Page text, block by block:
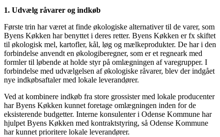
1. Udvælg råvarer og indkøb
Første trin har været at finde økologiske alternativer til de varer, som
Byens Køkken har benyttet i deres retter. Byens Køkken er fx skiftet
til økologisk mel, kartofler, kål, løg og mælkeprodukter. De har i den
forbindelse anvendt en økologiberegner, som er et regneark med
formler til løbende at holde styr på omlægningen af varegrupper. I
forbindelse med udvælgelsen af økologiske råvarer, blev der indgået
nye indkøbsaftaler med lokale leverandører.
Ved at kombinere indkøb fra store grossister med lokale producenter
har Byens Køkken kunnet foretage omlægningen inden for de
eksisterende budgetter. Interne konsulenter i Odense Kommune har
hjulpet Byens Køkken med kontraktstyring, så Odense Kommune
har kunnet prioritere lokale leverandører.